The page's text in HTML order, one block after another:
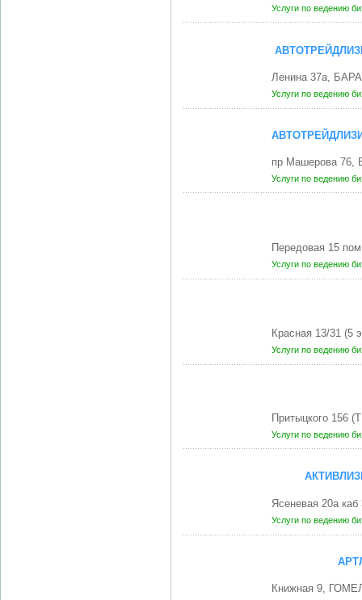
Услуги по ведению
Ленина 37а,
Услуги по ведению
пр Машерова 76,
Услуги по ведению
Передовая 15
Услуги по ведению
Красная 13/31 (5
Услуги по ведению
Притыцкого 156
Услуги по ведению
Ясеневая 20а
Услуги по ведению
Книжная 9,